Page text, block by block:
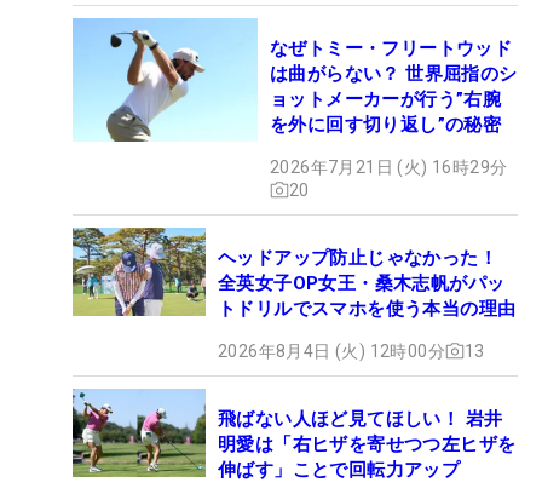
なぜトミー・フリートウッド
は曲がらない？ 世界屈指のシ
ョットメーカーが行う”右腕
を外に回す切り返し”の秘密
2026年7月21日 (火) 16時29分
20
ヘッドアップ防止じゃなかった！
全英女子OP女王・桑木志帆がパッ
トドリルでスマホを使う本当の理由
2026年8月4日 (火) 12時00分 13
飛ばない人ほど見てほしい！ 岩井
明愛は「右ヒザを寄せつつ左ヒザを
伸ばす」ことで回転力アップ